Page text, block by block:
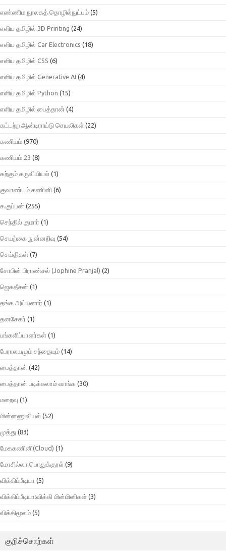
எண்ணிம நூலகத் தொழில்நுட்பம் (5)
எளிய தமிழில் 3D Printing (24)
எளிய தமிழில் Car Electronics (18)
எளிய தமிழில் CSS (6)
எளிய தமிழில் Generative AI (4)
எளிய தமிழில் Python (15)
எளிய தமிழில் பைத்தான் (4)
கட்டற்ற ஆன்டிராய்டு செயலிகள் (22)
கணியம் (970)
கணியம் 23 (8)
கற்கும் கருவியியல் (1)
குவாண்டம் கணினி (6)
ச.குப்பன் (255)
செந்தில் குமார் (1)
செயற்கை நுன்னறிவு (54)
செய்திகள் (7)
சோபின் பிராண்சல் (Jophine Pranjal) (2)
ஜெகதீசன் (1)
தங்க அய்யனார் (1)
தனசேகர் (1)
பங்களிப்பாளர்கள் (1)
பேராலயமும் சந்தையும் (14)
பைத்தான் (42)
பைத்தான் படிக்கலாம் வாங்க (30)
மறைவு (1)
மின்னணுவியல் (52)
முத்து (83)
மேககணினி(Cloud) (1)
மோசில்லா பொதுக்குரல் (9)
விக்கிப்பீடியா (5)
விக்கிப்பீடியா:விக்கி மின்மினிகள் (3)
விக்கிமூலம் (5)
குறிச்சொற்கள்